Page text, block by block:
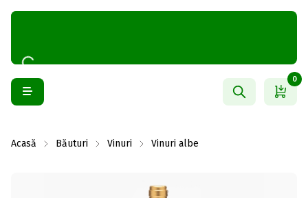
0
Acasă Băuturi Vinuri Vinuri albe